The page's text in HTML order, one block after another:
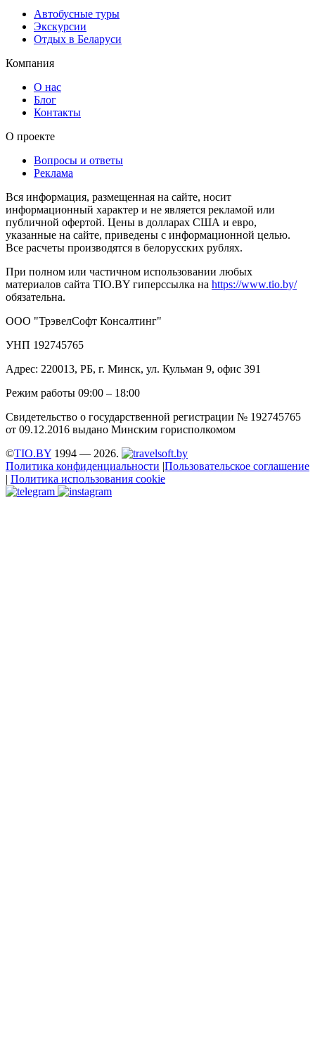
Автобусные туры
Экскурсии
Отдых в Беларуси
Компания
О нас
Блог
Контакты
О проекте
Вопросы и ответы
Реклама
Вся информация, размещенная на сайте, носит
информационный характер и не является рекламой или
публичной офертой. Цены в долларах США и евро,
указанные на сайте, приведены с информационной целью.
Все расчеты производятся в белорусских рублях.
При полном или частичном использовании любых
материалов сайта TIO.BY гиперссылка на https://www.tio.by/
обязательна.
ООО "ТрэвелСофт Консалтинг"
УНП 192745765
Адрес: 220013, РБ, г. Минск, ул. Кульман 9, офис 391
Режим работы 09:00 – 18:00
Свидетельство о государственной регистрации № 192745765
от 09.12.2016 выдано Минским горисполкомом
©TIO.BY 1994 — 2026.
Политика конфиденциальности |Пользовательское соглашение
| Политика использования cookie